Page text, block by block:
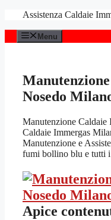
contenuto
Assistenza Caldaie
Menu
Nosedo
Manutenzione Caldaie
Caldaie Immergas
Manutenzione e
fumi bollino blu e tutti
Apice